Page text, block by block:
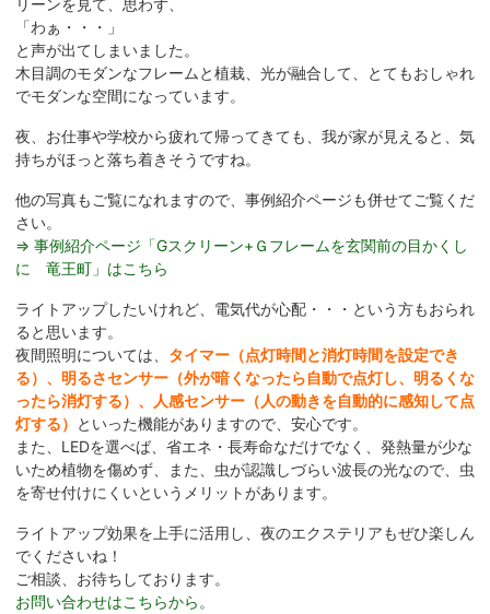
リーンを見て、思わず、
「わぁ・・・」
と声が出てしまいました。
木目調のモダンなフレームと植栽、光が融合して、とてもおしゃれ
でモダンな空間になっています。
夜、お仕事や学校から疲れて帰ってきても、我が家が見えると、気
持ちがほっと落ち着きそうですね。
他の写真もご覧になれますので、事例紹介ページも併せてご覧くだ
さい。
⇒ 事例紹介ページ「Gスクリーン+Ｇフレームを玄関前の目かくし
に 竜王町」はこちら
ライトアップしたいけれど、電気代が心配・・・という方もおられ
ると思います。
夜間照明については、 タイマー（点灯時間と消灯時間を設定でき
る）、明るさセンサー（外が暗くなったら自動で点灯し、明るくな
ったら消灯する）、人感センサー（人の動きを自動的に感知して点
灯する） といった機能がありますので、安心です。
また、LEDを選べば、省エネ・長寿命なだけでなく、発熱量が少な
いため植物を傷めず、また、虫が認識しづらい波長の光なので、虫
を寄せ付けにくいというメリットがあります。
ライトアップ効果を上手に活用し、夜のエクステリアもぜひ楽しん
でくださいね！
ご相談、お待ちしております。
お問い合わせはこちらから。